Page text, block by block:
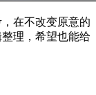
在不改变原意的
理，希望也能给